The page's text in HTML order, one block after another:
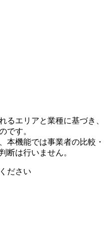
エリアと業種に基づき、
です。
本機能では事業者の比較・
断は行いません。
ださい